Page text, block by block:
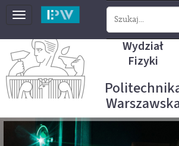
Toggle
Wydział
Fizyki